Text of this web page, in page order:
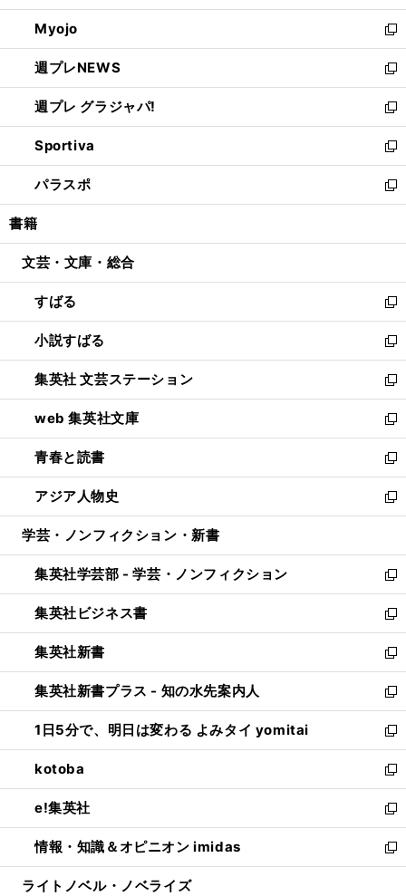
開
く
ウ
で
開
く
ン
ド
ウ
で
開
く
ウ
ィ
ン
ド
ウ
で
開
く
Myojo
新
し
い
ウ
ィ
ン
ド
ウ
で
開
週プレNEWS
新
し
い
ウ
ィ
ン
ド
ウ
開
週プレ グラジャパ!
新
し
い
ウ
ィ
ン
ウ
開
く
Sportiva
新
し
い
ウ
ン
ウ
で
開
く
パラスポ
新
し
ウ
ン
ド
ウ
で
開
く
書籍
文芸・文庫・総合
すばる
新
し
い
ウ
ィ
ン
ド
ウ
で
開
く
小説すばる
新
し
い
ウ
ィ
ン
ド
ウ
で
開
集英社 文芸ステーション
新
し
い
ウ
ィ
ン
ド
ウ
開
く
web 集英社文庫
新
し
い
ウ
ィ
ン
ウ
で
開
く
青春と読書
新
し
い
ウ
ン
ド
ウ
で
開
く
アジア人物史
新
し
ウ
ィ
ン
ド
ウ
で
開
く
学芸・ノンフィクション・新書
集英社学芸部 - 学芸・ノンフィクション
新
し
い
ウ
ィ
ン
ド
ウ
で
開
く
集英社ビジネス書
新
し
い
ウ
ィ
ン
ド
ウ
で
開
く
集英社新書
新
し
い
ウ
ィ
ン
ド
ウ
で
開
く
集英社新書プラス - 知の水先案内人
新
し
い
ウ
ィ
ン
ド
ウ
で
開
1日5分で、明日は変わる よみタイ yomitai
新
し
い
ウ
ィ
ン
ド
ウ
kotoba
新
し
い
ウ
ィ
ン
e!集英社
新
し
い
ウ
情報・知識＆オピニオン imidas
新
し
ライトノベル・ノベライズ